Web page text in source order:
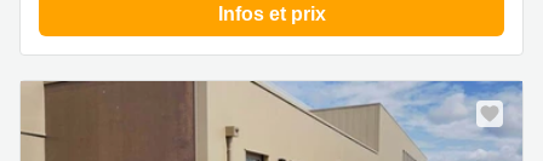
Infos et prix